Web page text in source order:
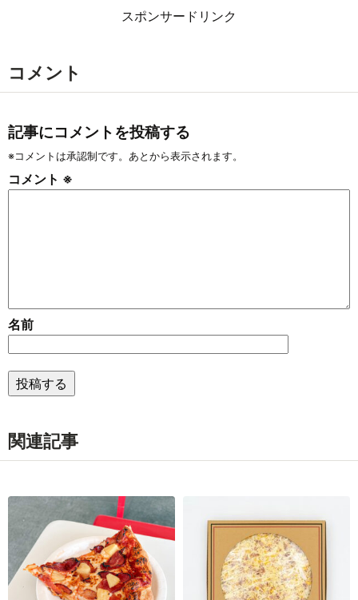
スポンサードリンク
コメント
記事にコメントを投稿する
※コメントは承認制です。あとから表示されます。
コメント ※
名前
関連記事